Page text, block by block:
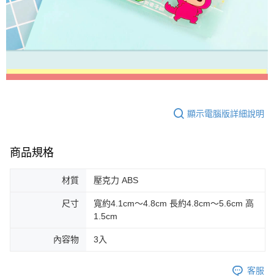
顯示電腦版詳細說明
商品規格
材質 壓克力 ABS
尺寸
寬約4.1cm～4.8cm 長約4.8cm～5.6cm 高
1.5cm
內容物 3入
客服